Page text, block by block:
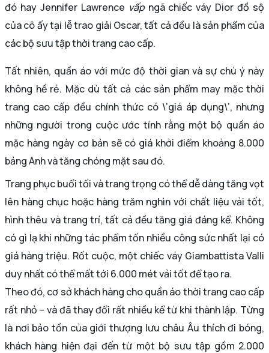
đó hay Jennifer Lawrence vấpngã chiếc váy Dior đồ sộ
của cô ấy tại lễ trao giải Oscar, tất cả đều là sản phẩm của
các bộ sưu tập thời trang cao cấp.
Tất nhiên, quần áo với mức độ thời gian và sự chú ý này
không hề rẻ. Mặc dù tất cả các sản phẩm may mặc thời
trang cao cấp đều chính thức có \’giá áp dụng\’, nhưng
những người trong cuộc ước tính rằng một bộ quần áo
mặc hàng ngày cơ bản sẽ có giá khởi điểm khoảng 8.000
bảng Anh và tăng chóng mặt sau đó.
Trang phục buổi tối và trang trọng có thể dễ dàng tăng vọt
lên hàng chục hoặc hàng trăm nghìn với chất liệu vải tốt,
hình thêu và trang trí, tất cả đều tăng giá đáng kể. Không
có gì lạ khi những tác phẩm tốn nhiều công sức nhất lại có
giá hàng triệu. Rốt cuộc, một chiếc váy Giambattista Valli
duy nhất có thể mất tới 6.000 mét vải tốt để tạo ra.
Theo đó, cơ sở khách hàng cho quần áo thời trang cao cấp
rất nhỏ – và đã thay đổi rất nhiều kể từ khi thành lập. Từng
là nơi bảo tồn của giới thượng lưu châu Âu thích đi bóng,
khách hàng hiện đại đến từ một bộ sưu tập gồm 2.000